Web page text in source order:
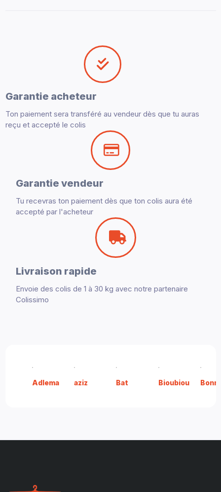
Garantie acheteur
Ton paiement sera transféré au vendeur dès que tu auras
reçu et accepté le colis
Garantie vendeur
Tu recevras ton paiement dès que ton colis aura été
accepté par l'acheteur
Livraison rapide
Envoie des colis de 1 à 30 kg avec notre partenaire
Colissimo
Adlema aziz Bat Bioubiou